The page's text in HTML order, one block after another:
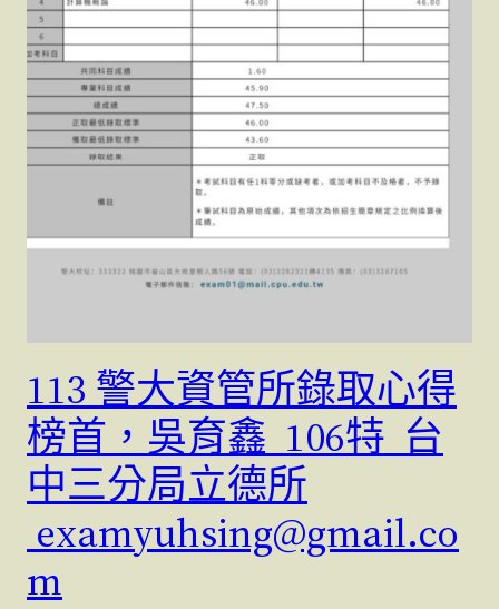
113 警大資管所錄取心得
榜首，吳育鑫 106特 台
中三分局立德所
examyuhsing@gmail.co
m